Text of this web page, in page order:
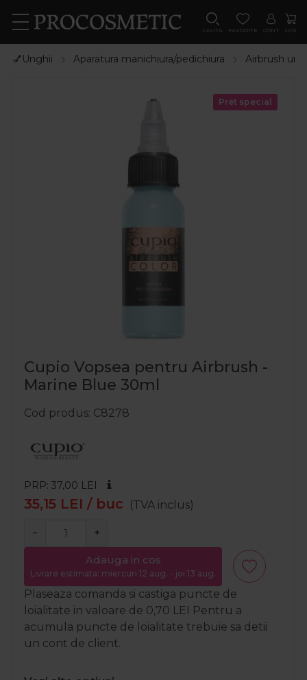
CAUTA FAVORITE CONT COS
💅Unghii Aparatura manichiura/pedichiura Airbrush
Pret special
Cupio Vopsea pentru Airbrush -
Marine Blue 30ml
Cod produs C8278
PRP: 37,00 LEI
35,15 LEI / buc (TVA inclus)
− +
Adauga in cos
Livrare estimata: miercuri 12 aug. - joi 13 aug.
Plaseaza comanda si castiga puncte de
loialitate in valoare de 0,70 LEI Pentru a
acumula puncte de loialitate trebuie sa detii
un cont de client.